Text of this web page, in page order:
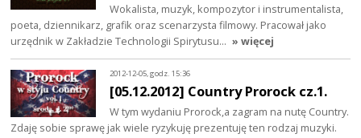
Wokalista, muzyk, kompozytor i instrumentalista,
poeta, dziennikarz, grafik oraz scenarzysta filmowy. Pracował jako
urzędnik w Zakładzie Technologii Spirytusu… » więcej
2012-12-05, godz. 15:36
[05.12.2012] Country Prorock cz.1.
W tym wydaniu Prorock,a zagram na nutę Country.
Zdaję sobie sprawę jak wiele ryzykuję prezentuję ten rodzaj muzyki.